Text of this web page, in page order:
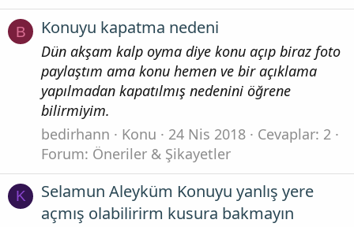
B Konuyu kapatma nedeni
Dün akşam kalp oyma diye konu açıp biraz foto
paylaştım ama konu hemen ve bir açıklama
yapılmadan kapatılmış nedenini öğrene
bilirmiyim.
bedirhann
Konu 24 Nis 2018
Cevaplar: 2
Forum: Öneriler & Şikayetler
K
Selamun Aleyküm Konuyu yanlış yere
açmış olabilirirm kusura bakmayın